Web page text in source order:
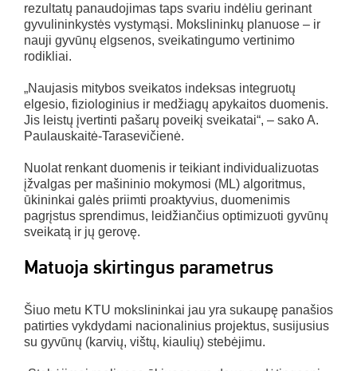
rezultatų panaudojimas taps svariu indėliu gerinant
gyvulininkystės vystymąsi. Mokslininkų planuose – ir
nauji gyvūnų elgsenos, sveikatingumo vertinimo
rodikliai.
„Naujasis mitybos sveikatos indeksas integruotų
elgesio, fiziologinius ir medžiagų apykaitos duomenis.
Jis leistų įvertinti pašarų poveikį sveikatai“, – sako A.
Paulauskaitė-Tarasevičienė.
Nuolat renkant duomenis ir teikiant individualizuotas
įžvalgas per mašininio mokymosi (ML) algoritmus,
ūkininkai galės priimti proaktyvius, duomenimis
pagrįstus sprendimus, leidžiančius optimizuoti gyvūnų
sveikatą ir jų gerovę.
Matuoja skirtingus parametrus
Šiuo metu KTU mokslininkai jau yra sukaupę panašios
patirties vykdydami nacionalinius projektus, susijusius
su gyvūnų (karvių, vištų, kiaulių) stebėjimu.